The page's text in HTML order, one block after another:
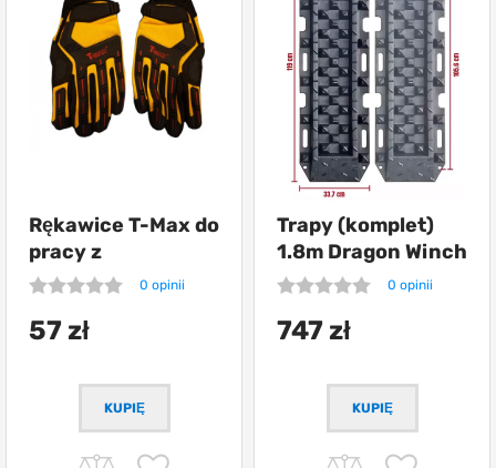
Rękawice T-Max do
pracy z
wyciągarką0 opinii
57 zł
Trapy (komplet)
1.8m Dragon Winch
0 opinii
747 zł